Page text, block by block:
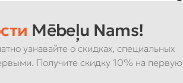
Mēbeļu Nams!
узнавайте о скидках, специальных
Получите скидку 10% на первую